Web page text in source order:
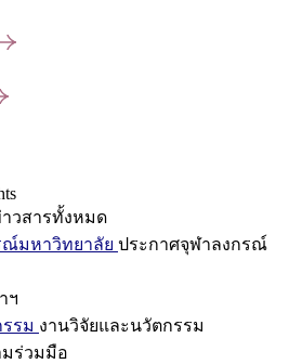
วสารทั้งหมด
ณ์มหาวิทยาลัย ประกาศจุฬาลงกรณ์
ฯ
รม งานวิจัยและนวัตกรรม
มร่วมมือ